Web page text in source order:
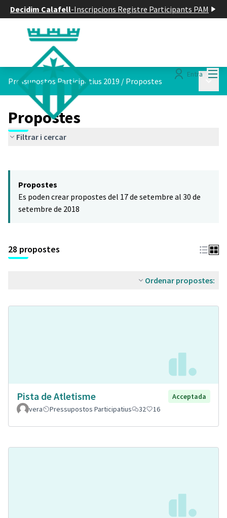
Decidim Calafell-Inscripcions Registre Participants PAM
Entra
Pressupostos Participatius 2019 / Propostes
Propostes
Filtrar i cercar
−
Propostes
Es poden crear propostes del 17 de setembre al 30 de
setembre de 2018
28 propostes
Ordenar propostes:
Pista de Atletisme
Acceptada
vera
Pressupostos Participatius 32 16